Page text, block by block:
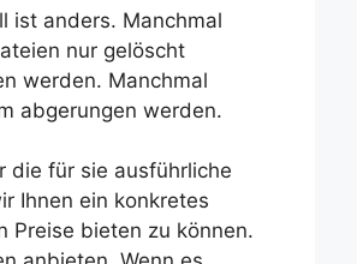
ist anders. Manchmal
nur gelöscht
werden. Manchmal
abgerungen werden.
die für sie ausführliche
Ihnen ein konkretes
Preise bieten zu können.